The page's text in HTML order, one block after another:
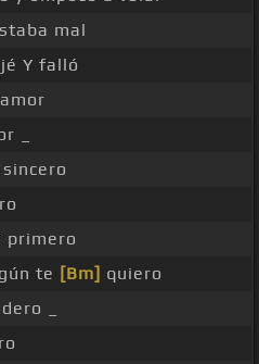
mal
Y falló
_
primero
te [Bm] quiero
_